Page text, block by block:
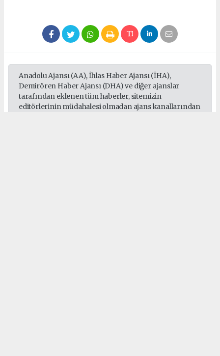
Anadolu Ajansı (AA), İhlas Haber Ajansı (İHA),
Demirören Haber Ajansı (DHA) ve diğer ajanslar
tarafından eklenen tüm haberler, sitemizin
editörlerinin müdahalesi olmadan ajans kanallarından